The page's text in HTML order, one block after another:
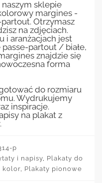
sklepie
margines -
Otrzymasz
na zdjęciach.
i aranżacjach jest
partout / białe,
znajdzie się
forma
do rozmiaru
Wydrukujemy
inspiracje.
na plakat z
p
i napisy, Plakaty do
kolor, Plakaty pionowe